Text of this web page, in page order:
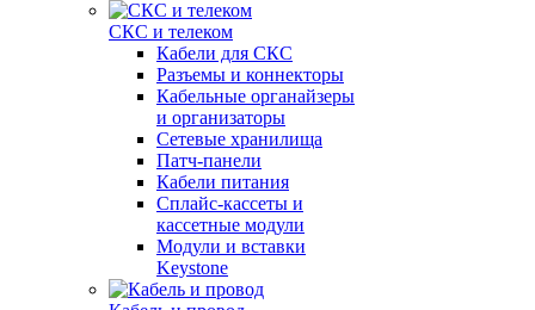
СКС и телеком
Кабели для СКС
Разъемы и коннекторы
Кабельные органайзеры
и организаторы
Сетевые хранилища
Патч-панели
Кабели питания
Сплайс-кассеты и
кассетные модули
Модули и вставки
Keystone